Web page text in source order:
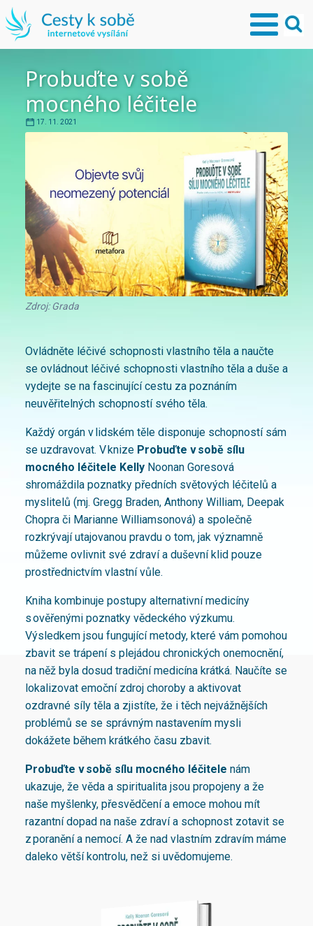
Probuďte v sobě
mocného léčitele
17. 11. 2021
Zdroj: Grada
Ovládněte léčivé schopnosti vlastního těla a naučte
se ovládnout léčivé schopnosti vlastního těla a duše a
vydejte se na fascinující cestu za poznáním
neuvěřitelných schopností svého těla.
Každý orgán v lidském těle disponuje schopností sám
se uzdravovat. V knize Probuďte v sobě sílu
mocného léčitele Kelly Noonan Goresová
shromáždila poznatky předních světových léčitelů a
myslitelů (mj. Gregg Braden, Anthony William, Deepak
Chopra či Marianne Williamsonová) a společně
rozkrývají utajovanou pravdu o tom, jak významně
můžeme ovlivnit své zdraví a duševní klid pouze
prostřednictvím vlastní vůle.
Kniha kombinuje postupy alternativní medicíny
s ověřenými poznatky vědeckého výzkumu.
Výsledkem jsou fungující metody, které vám pomohou
zbavit se trápení s plejádou chronických onemocnění,
na něž byla dosud tradiční medicína krátká. Naučíte se
lokalizovat emoční zdroj choroby a aktivovat
ozdravné síly těla a zjistíte, že i těch nejvážnějších
problémů se se správným nastavením mysli
dokážete během krátkého času zbavit.
Probuďte v sobě sílu mocného léčitele nám
ukazuje, že věda a spiritualita jsou propojeny a že
naše myšlenky, přesvědčení a emoce mohou mít
razantní dopad na naše zdraví a schopnost zotavit se
z poranění a nemocí. A že nad vlastním zdravím máme
daleko větší kontrolu, než si uvědomujeme.